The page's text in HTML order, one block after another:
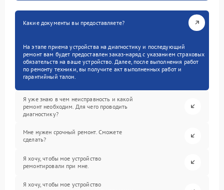
Какие документы вы предоставляете?
На этапе приема устройства на диагностику и последующий
ремонт вам будет предоставлен заказ-наряд с указанием страховых
обязательств на ваше устройство. Далее, после выполнения работ
по ремонту техники, вы получите акт выполненных работ и
гарантийный талон.
Я уже знаю в чем неисправность и какой
ремонт необходим. Для чего проводить
диагностику?
Мне нужен срочный ремонт. Сможете
сделать?
Я хочу, чтобы мое устройство
ремонтировали при мне.
Я хочу, чтобы мое устройство